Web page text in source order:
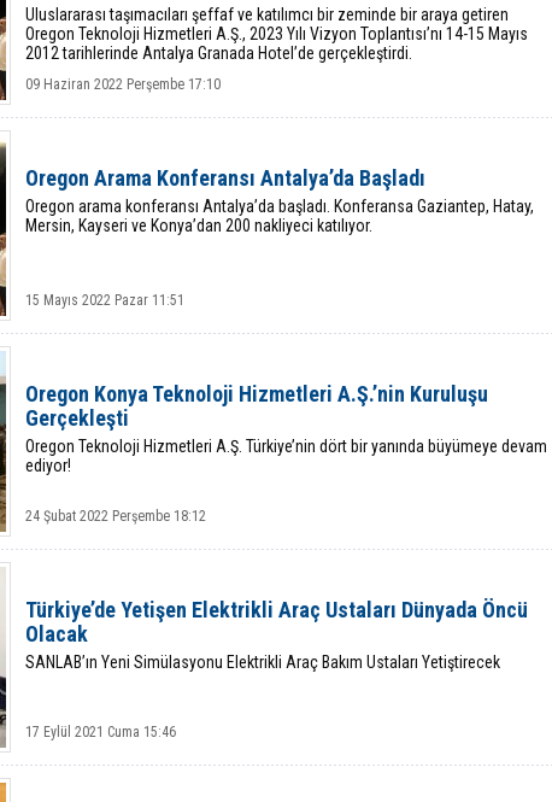
Uluslararası taşımacıları şeffaf ve katılımcı bir zeminde bir araya getiren
Oregon Teknoloji Hizmetleri A.Ş., 2023 Yılı Vizyon Toplantısı’nı 14-15 Mayıs
2012 tarihlerinde Antalya Granada Hotel’de gerçekleştirdi.
09 Haziran 2022 Perşembe 17:10
Oregon Arama Konferansı Antalya’da Başladı
Oregon arama konferansı Antalya’da başladı. Konferansa Gaziantep, Hatay,
Mersin, Kayseri ve Konya’dan 200 nakliyeci katılıyor.
15 Mayıs 2022 Pazar 11:51
Oregon Konya Teknoloji Hizmetleri A.Ş.’nin Kuruluşu
Gerçekleşti
Oregon Teknoloji Hizmetleri A.Ş. Türkiye’nin dört bir yanında büyümeye devam
ediyor!
24 Şubat 2022 Perşembe 18:12
Türkiye’de Yetişen Elektrikli Araç Ustaları Dünyada Öncü
Olacak
SANLAB’ın Yeni Simülasyonu Elektrikli Araç Bakım Ustaları Yetiştirecek
17 Eylül 2021 Cuma 15:46